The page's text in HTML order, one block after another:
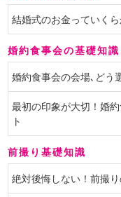
結婚式のお金っていく
婚約食事会の基礎知識
婚約食事会の会場､どう
最初の印象が大切！婚
ト
前撮り基礎知識
絶対後悔しない！前撮